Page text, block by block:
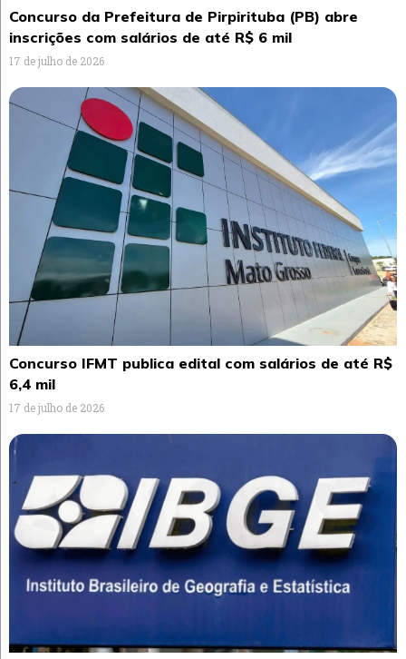
Concurso da Prefeitura de Pirpirituba (PB) abre
inscrições com salários de até R$ 6 mil
17 de julho de 2026
Concurso IFMT publica edital com salários de até R$
6,4 mil
17 de julho de 2026